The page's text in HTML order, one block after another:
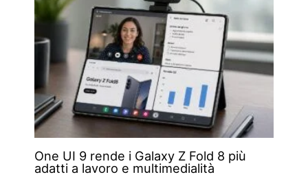
One UI 9 rende i Galaxy Z Fold 8 più
adatti a lavoro e multimedialità